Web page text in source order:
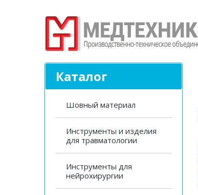
Каталог
Шовный материал
Инструменты и изделия
для травматологии
Инструменты для
нейрохирургии